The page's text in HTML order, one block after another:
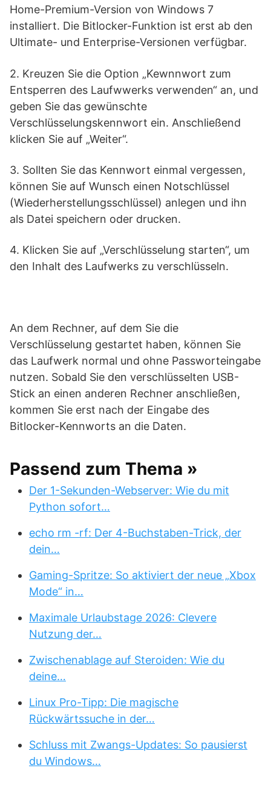
Home-Premium-Version von Windows 7
installiert. Die Bitlocker-Funktion ist erst ab den
Ultimate- und Enterprise-Versionen verfügbar.
2. Kreuzen Sie die Option „Kewnnwort zum
Entsperren des Laufwwerks verwenden“ an, und
geben Sie das gewünschte
Verschlüsselungskennwort ein. Anschließend
klicken Sie auf „Weiter“.
3. Sollten Sie das Kennwort einmal vergessen,
können Sie auf Wunsch einen Notschlüssel
(Wiederherstellungsschlüssel) anlegen und ihn
als Datei speichern oder drucken.
4. Klicken Sie auf „Verschlüsselung starten“, um
den Inhalt des Laufwerks zu verschlüsseln.
An dem Rechner, auf dem Sie die
Verschlüsselung gestartet haben, können Sie
das Laufwerk normal und ohne Passworteingabe
nutzen. Sobald Sie den verschlüsselten USB-
Stick an einen anderen Rechner anschließen,
kommen Sie erst nach der Eingabe des
Bitlocker-Kennworts an die Daten.
Passend zum Thema »
Der 1-Sekunden-Webserver: Wie du mit
Python sofort…
echo rm -rf: Der 4-Buchstaben-Trick, der
dein…
Gaming-Spritze: So aktiviert der neue „Xbox
Mode“ in…
Maximale Urlaubstage 2026: Clevere
Nutzung der…
Zwischenablage auf Steroiden: Wie du
deine…
Linux Pro-Tipp: Die magische
Rückwärtssuche in der…
Schluss mit Zwangs-Updates: So pausierst
du Windows…